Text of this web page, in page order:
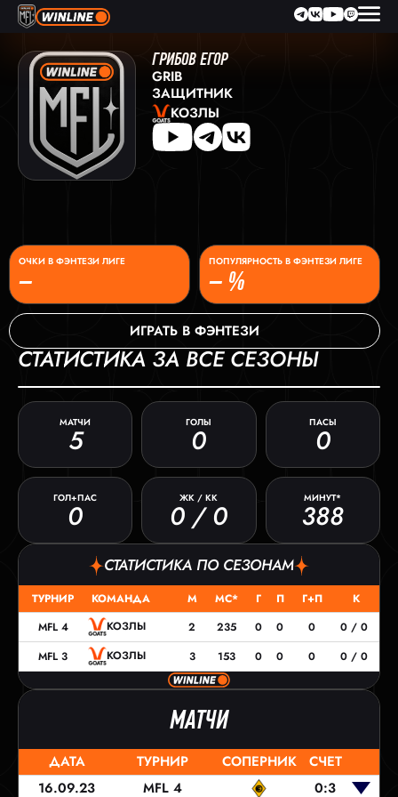
ГРИБОВ ЕГОР
GRIB
ЗАЩИТНИК
КОЗЛЫ
–
ОЧКИ В ФЭНТЕЗИ ЛИГЕ
– %
ПОПУЛЯРНОСТЬ В ФЭНТЕЗИ ЛИГЕ
ИГРАТЬ В ФЭНТЕЗИ
СТАТИСТИКА ЗА ВСЕ СЕЗОНЫ
МАТЧИ
5
ГОЛЫ
0
ПАСЫ
0
ГОЛ+ПАС
0
ЖК / КК
0 / 0
МИНУТ*
388
СТАТИСТИКА ПО СЕЗОНАМ
ТУРНИР КОМАНДА М МС* Г П Г+П
К
MFL 4
КОЗЛЫ 2 235 0 0 0
0 / 0
MFL 3
КОЗЛЫ 3 153 0 0 0 0 / 0
МАТЧИ
ДАТА ТУРНИР СОПЕРНИК
СЧЕТ
16.09.23
MFL 4 0:3